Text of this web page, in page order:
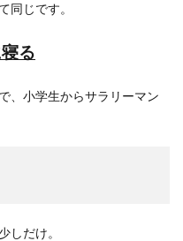
同じです。
る
、小学生からサラリーマン
しだけ。